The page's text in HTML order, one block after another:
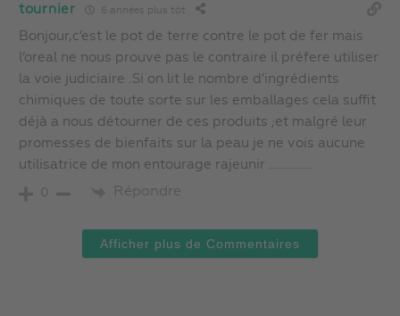
tournier 6 années plus tôt
Bonjour,c’est le pot de terre contre le pot de fer mais
l’oreal ne nous prouve pas le contraire il préfere utiliser
la voie judiciaire .Si on lit le nombre d’ingrédients
chimiques de toute sorte sur les emballages cela suffit
déjà a nous détourner de ces produits ;et malgré leur
promesses de bienfaits sur la peau je ne vois aucune
utilisatrice de mon entourage rajeunir ……………
0 Répondre
Afficher plus de Commentaires